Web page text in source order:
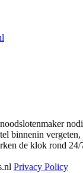
binnenin vergeten,
de klok rond
Privacy Policy